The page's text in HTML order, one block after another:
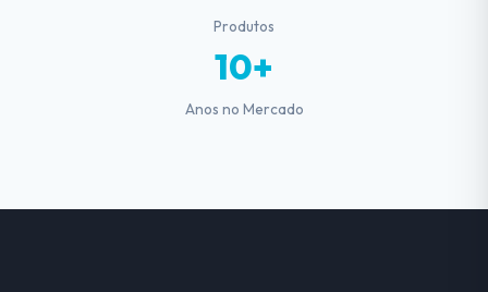
Produtos
10+
Anos no Mercado